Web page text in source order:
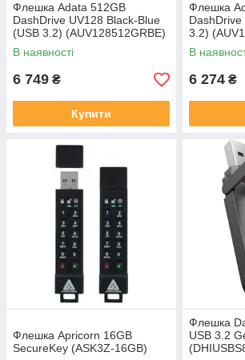
Флешка Adata 512GB
DashDrive UV128 Black-Blue
(USB 3.2) (AUV128512GRBE)
В наявності
6 749 ₴
Купити
Флешка
DashDrive
3.2)
В
6 274 ₴
Флешка Apricorn 16GB
SecureKey (ASK3Z-16GB)
Флешка
USB 3.2